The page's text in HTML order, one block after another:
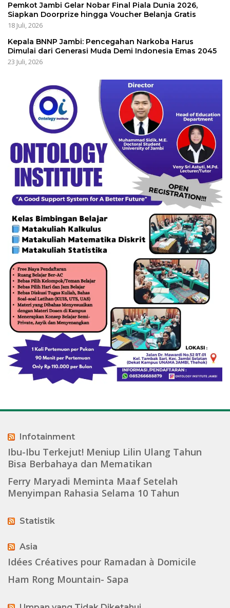
Pemkot Jambi Gelar Nobar Final Piala Dunia 2026,
Siapkan Doorprize hingga Voucher Belanja Gratis
18 Juli, 2026
Kepala BNNP Jambi: Pencegahan Narkoba Harus
Dimulai dari Generasi Muda Demi Indonesia Emas 2045
23 Juli, 2026
Infotainment
Ibu-Ibu Terkejut! Meniup Lilin Ulang Tahun
Bisa Berbahaya dan Mematikan
Ferry Maryadi Meminta Maaf Setelah
Menyimpan Rahasia Selama 10 Tahun
Statistik
Asia
Idées Créatives pour Ramadan à Domicile
Ham Rong Mountain- Sapa